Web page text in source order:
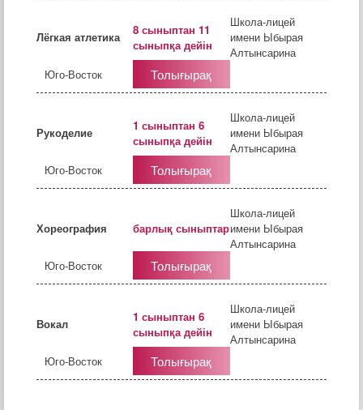
Лёгкая атлетика
8 сыныптан 11
сыныпқа дейін
Школа-лицей
имени Ыбырая
Алтынсарина
Юго-Восток
Толығырақ
Рукоделие
1 сыныптан 6
сыныпқа дейін
Школа-лицей
имени Ыбырая
Алтынсарина
Юго-Восток
Толығырақ
Хореография барлық сыныптар
Школа-лицей
имени Ыбырая
Алтынсарина
Юго-Восток
Толығырақ
Вокал
1 сыныптан 6
сыныпқа дейін
Школа-лицей
имени Ыбырая
Алтынсарина
Юго-Восток
Толығырақ